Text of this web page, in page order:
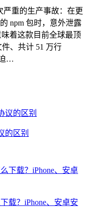
严重的生产事故：在更
npm 包时，意外泄露
味着这款目前全球最顶
、共计 51 万行
…
的区别
载？iPhone、安卓安